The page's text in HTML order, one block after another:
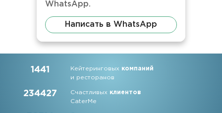
WhatsApp.
Написать в WhatsApp
1441 Кейтеринговых компаний
и ресторанов
234427 Счастливых клиентов
CaterMe